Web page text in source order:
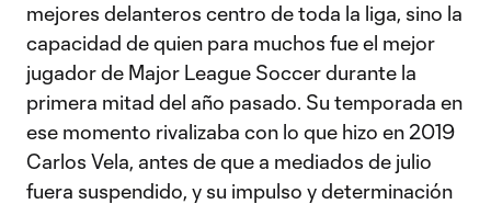
mejores delanteros centro de toda la liga, sino la
capacidad de quien para muchos fue el mejor
jugador de Major League Soccer durante la
primera mitad del año pasado. Su temporada en
ese momento rivalizaba con lo que hizo en 2019
Carlos Vela, antes de que a mediados de julio
fuera suspendido, y su impulso y determinación